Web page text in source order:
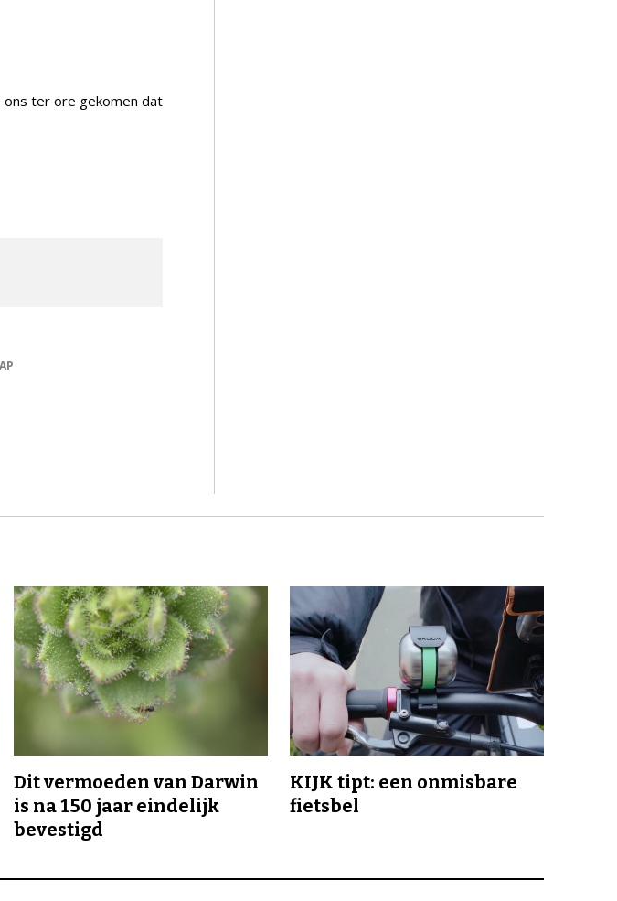
ter ore gekomen dat
Dit vermoeden van Darwin
is na 150 jaar eindelijk
bevestigd
KIJK tipt: een onmisbare
fietsbel